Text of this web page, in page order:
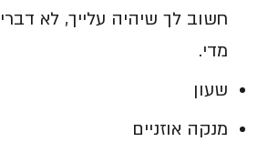
חשוב לך שיהיה עלייך, לא
מדי.
שעון
מנקה אוזניים